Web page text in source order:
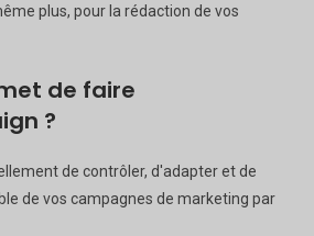
plus, pour la rédaction de vos
de faire
?
de contrôler, d'adapter et de
de vos campagnes de marketing par